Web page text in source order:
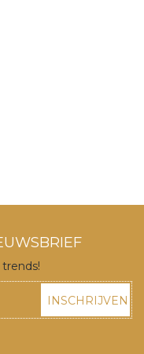
INSCHRIJVEN